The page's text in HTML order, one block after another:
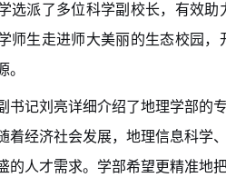
选派了多位科学副校长，有效
师生走进师大美丽的生态校园
。
书记刘亮详细介绍了地理学部的
着经济社会发展，地理信息科学
的人才需求。学部希望更精准地